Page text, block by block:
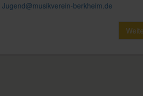
Jugend@musikverein-berkheim.de